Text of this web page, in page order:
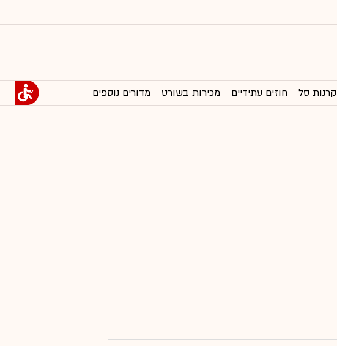
קרנות סל חוזים עתידיים מכירות בשורט מדורים נוספים